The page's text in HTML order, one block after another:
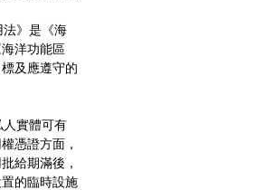
》是《海
洋功能區
及應遵守的
實體可有
憑證方面，
給期滿後，
的臨時設施